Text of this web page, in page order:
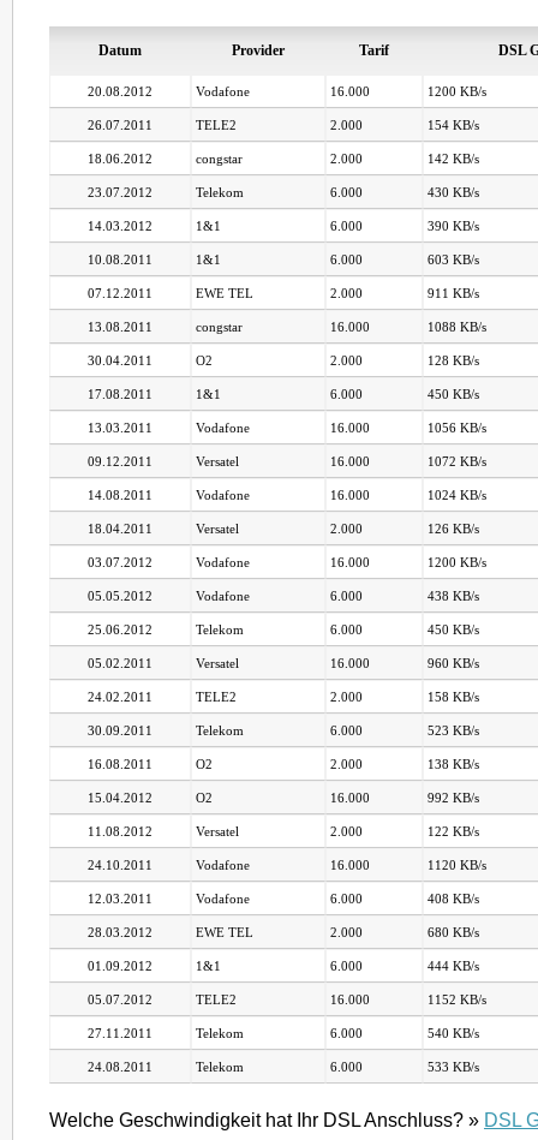
Datum Provider Tarif DSL
20.08.2012 Vodafone 16.000 1200 KB/s
26.07.2011 TELE2 2.000 154 KB/s
18.06.2012 congstar 2.000 142 KB/s
23.07.2012 Telekom 6.000 430 KB/s
14.03.2012 1&1 6.000 390 KB/s
10.08.2011 1&1 6.000 603 KB/s
07.12.2011 EWE TEL 2.000 911 KB/s
13.08.2011 congstar 16.000 1088 KB/s
30.04.2011 O2 2.000 128 KB/s
17.08.2011 1&1 6.000 450 KB/s
13.03.2011 Vodafone 16.000 1056 KB/s
09.12.2011 Versatel 16.000 1072 KB/s
14.08.2011 Vodafone 16.000 1024 KB/s
18.04.2011 Versatel 2.000 126 KB/s
03.07.2012 Vodafone 16.000 1200 KB/s
05.05.2012 Vodafone 6.000 438 KB/s
25.06.2012 Telekom 6.000 450 KB/s
05.02.2011 Versatel 16.000 960 KB/s
24.02.2011 TELE2 2.000 158 KB/s
30.09.2011 Telekom 6.000 523 KB/s
16.08.2011 O2 2.000 138 KB/s
15.04.2012 O2 16.000 992 KB/s
11.08.2012 Versatel 2.000 122 KB/s
24.10.2011 Vodafone 16.000 1120 KB/s
12.03.2011 Vodafone 6.000 408 KB/s
28.03.2012 EWE TEL 2.000 680 KB/s
01.09.2012 1&1 6.000 444 KB/s
05.07.2012 TELE2 16.000 1152 KB/s
27.11.2011 Telekom 6.000 540 KB/s
24.08.2011 Telekom 6.000 533 KB/s
Welche Geschwindigkeit hat Ihr DSL Anschluss? » DSL